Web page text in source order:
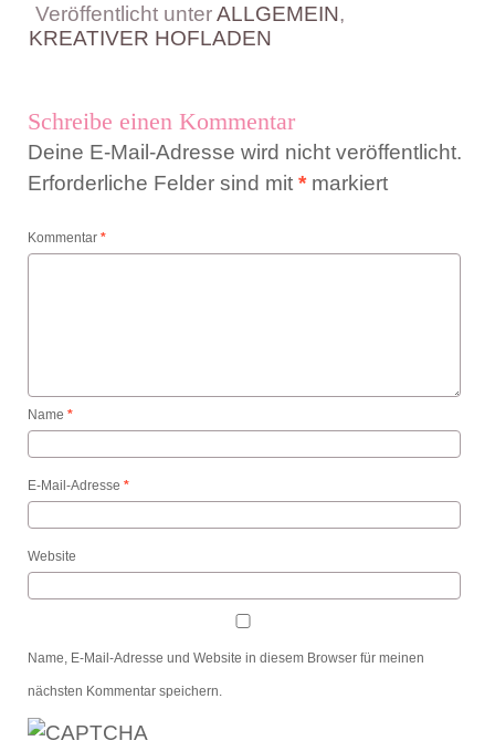
Veröffentlicht unterALLGEMEIN,
KREATIVER HOFLADEN
Schreibe einen Kommentar
Deine E-Mail-Adresse wird nicht veröffentlicht.
Erforderliche Felder sind mit *markiert
Kommentar *
Name *
E-Mail-Adresse *
Website
Name, E-Mail-Adresse und Website in diesem Browser für meinen
nächsten Kommentar speichern.